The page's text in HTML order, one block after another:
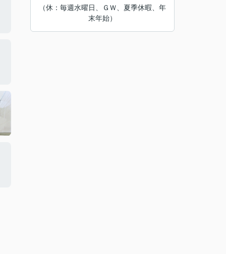
（休：毎週水曜日、ＧＷ、夏季休暇、年
末年始）